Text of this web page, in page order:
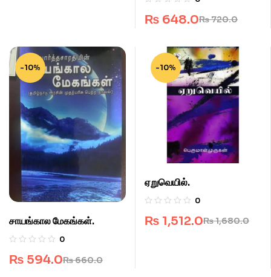
₨720.0
₨ 648.0
-10%
சாயங்கால மேகங்கள்.
0
₨660.0
₨ 594.0
-10%
ஏறுவெயில்.
0
₨1,680.0
₨ 1,512.0